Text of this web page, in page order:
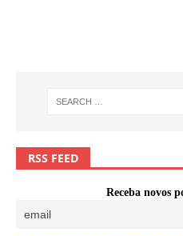
RSS FEED
Receba novos